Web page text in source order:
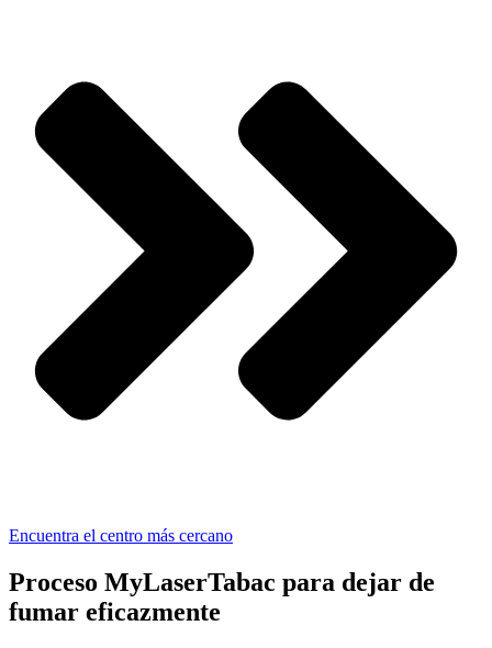
Encuentra el centro más cercano
Proceso MyLaserTabac para dejar de
fumar eficazmente